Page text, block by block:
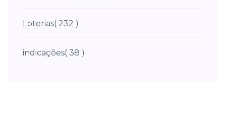
Loterias( 232 )
indicações( 38 )